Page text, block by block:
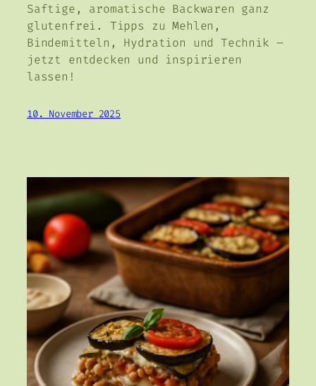
Saftige, aromatische Backwaren ganz
glutenfrei. Tipps zu Mehlen,
Bindemitteln, Hydration und Technik –
jetzt entdecken und inspirieren
lassen!
10. November 2025